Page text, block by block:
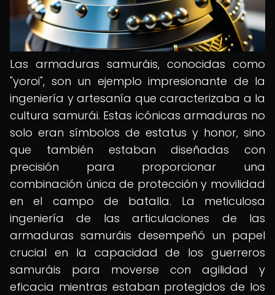
Las armaduras samuráis, conocidas como
"yoroi", son un ejemplo impresionante de la
ingeniería y artesanía que caracterizaba a la
cultura samurái. Estas icónicas armaduras no
solo eran símbolos de estatus y honor, sino
que también estaban diseñadas con
precisión para proporcionar una
combinación única de protección y movilidad
en el campo de batalla. La meticulosa
ingeniería de las articulaciones de las
armaduras samuráis desempeñó un papel
crucial en la capacidad de los guerreros
samuráis para moverse con agilidad y
eficacia mientras estaban protegidos de los